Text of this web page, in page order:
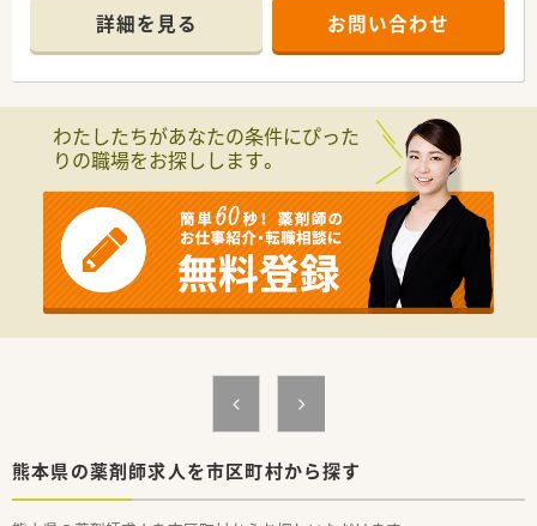
■広域医療機関からの処方箋を1日平均5枚から10枚ほど応需し
ており、多種多様な処方内容にじっくりと向き合うことができま
す。
■現在は薬剤師2名体制で運営されており、ショッピングモール
【法人特徴について】
■ドラッグストア事業を主力の一つとして九州全域に展開して
おり、総合スーパーの強みを活かした利便性の高い店舗作りが特
徴です。
■九州内に19店舗の調剤薬局を運営しており、今後もグループ
間の連携を強めることで配属エリアのさらなる拡大が見込まれ
ています。
■DX化を積極的に推進しており、ピッキングサポートや重量監
査機を全店に導入することで業務の効率化と安全性を両立して
【こんな取り組みをしています】
ます。
■育児休業は最大で3年間まで取得することが可能であり、時短
詳細を見る お問い合わせ
わたしたちがあなたの条件にぴった
りの職場をお探しします。
熊本県の薬剤師求人を市区町村から探す